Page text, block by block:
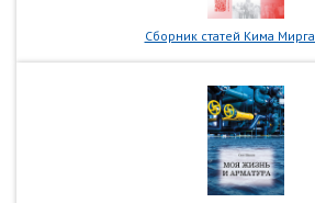
Сборник статей Кима